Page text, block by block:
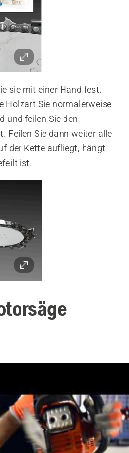
sie mit einer Hand fest.
Holzart Sie normalerweise
und feilen Sie den
Feilen Sie dann weiter alle
der Kette aufliegt, hängt
ist.